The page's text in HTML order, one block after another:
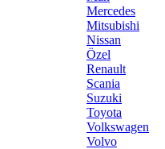
Mercedes
Mitsubishi
Nissan
Özel
Renault
Scania
Suzuki
Toyota
Volkswagen
Volvo